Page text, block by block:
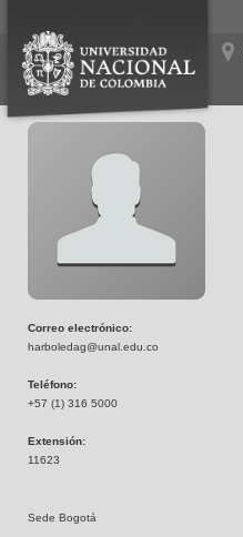
Correo electrónico:
harboledag@unal.edu.co
Teléfono:
+57 (1) 316 5000
Extensión:
11623
Sede Bogotá